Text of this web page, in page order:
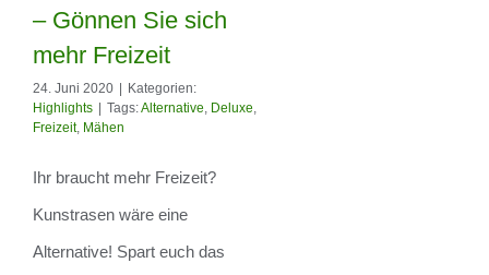
Royal Grass
Deluxe – Gönnen
Sie sich mehr
– Gönnen Sie sich
mehr Freizeit
24. Juni 2020
Kategorien:
Highlights
Tags:Alternative, Deluxe,
Freizeit, Mähen
Ihr braucht mehr Freizeit?
Kunstrasen wäre eine
Alternative! Spart euch das